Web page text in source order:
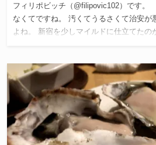
フィリポビッチ（@filipovic102）です
なくてですね。 汚くてうるさくて治安が
よね。 新宿を少しマイルドに仕立てたの